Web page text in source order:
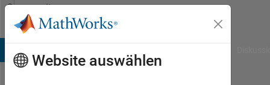
Weiter zum Inhalt
Community
Profile
Website auswählen